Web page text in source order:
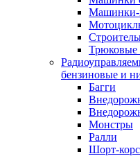
Машинки-
бензиновые и
Багги
Монстры
Ралли
Шорт-